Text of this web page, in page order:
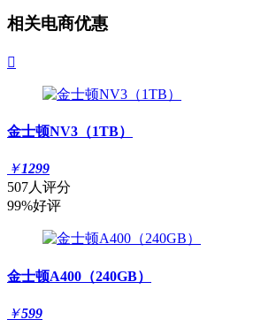
相关电商优惠

金士顿NV3（1TB）
￥1299
507人评分
99%好评
金士顿A400（240GB）
￥599